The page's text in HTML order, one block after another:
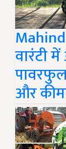
वारंटी
पावरफुल
और